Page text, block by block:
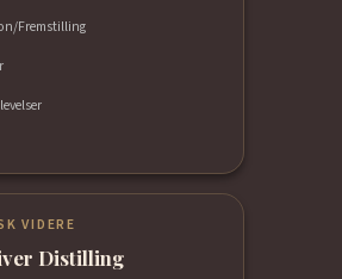
Fremstilling
VIDERE
Distilling